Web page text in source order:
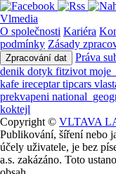
Vlmedia
O společnosti Kariéra
podmínky Zásady
Zpracování dat
Práva
denik dotyk fitzivot
kafe ireceptartipcars
prekvapeni
koktejl
Copyright © VLTAVA
Publikování, šíření nebo
účely uživatele, je bez
a.s. zakázáno. Toto